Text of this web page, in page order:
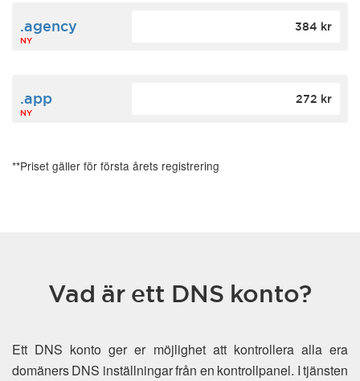
.agency
NY
384 kr
.app
NY
272 kr
**Priset gäller för första årets registrering
Vad är ett DNS konto?
Ett DNS konto ger er möjlighet att kontrollera alla era
domäners DNS inställningar från en kontrollpanel. I tjänsten